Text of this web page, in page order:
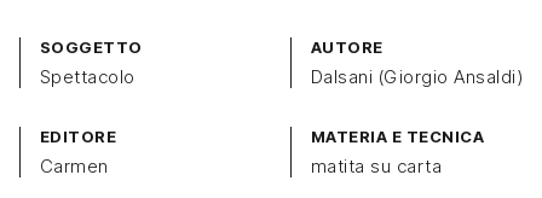
SOGGETTO
Spettacolo
AUTORE
Dalsani (Giorgio Ansaldi)
EDITORE
Carmen
MATERIA E TECNICA
matita su carta